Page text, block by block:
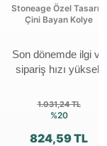
Stoneage Özel Tasarım
Çini Bayan Kolye
Son dönemde ilgi ve
sipariş hızı yüksek
1.031,24 TL
%20
824,59 TL